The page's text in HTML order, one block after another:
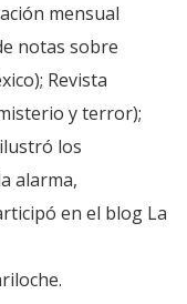
mensual
notas sobre
Revista
y terror);
los
alarma,
en el blog La